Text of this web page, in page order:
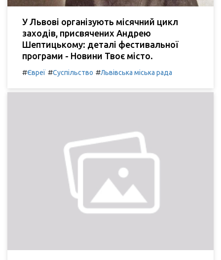
У Львові організують місячний цикл
заходів, присвячених Андрею
Шептицькому: деталі фестивальної
програми - Новини Твоє місто.
#Євреї #Суспільство #Львівська міська рада